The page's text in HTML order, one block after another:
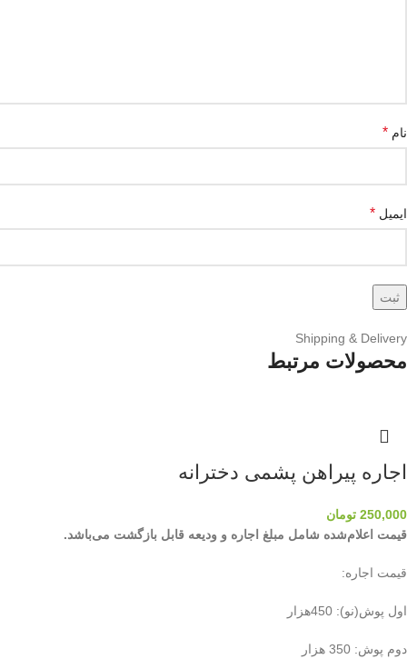
نام *
ایمیل *
Shipping & Delivery
محصولات مرتبط
اجاره پیراهن پشمی دخترانه
250,000 تومان
قیمت اعلام‌شده شامل مبلغ اجاره و ودیعه قابل بازگشت می‌باشد.
قیمت اجاره:
اول پوش(نو): 450هزار
دوم پوش: 350 هزار